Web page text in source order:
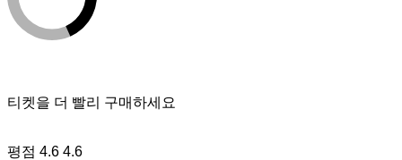
티켓을 더 빨리 구매하세요
평점 4.6 4.6